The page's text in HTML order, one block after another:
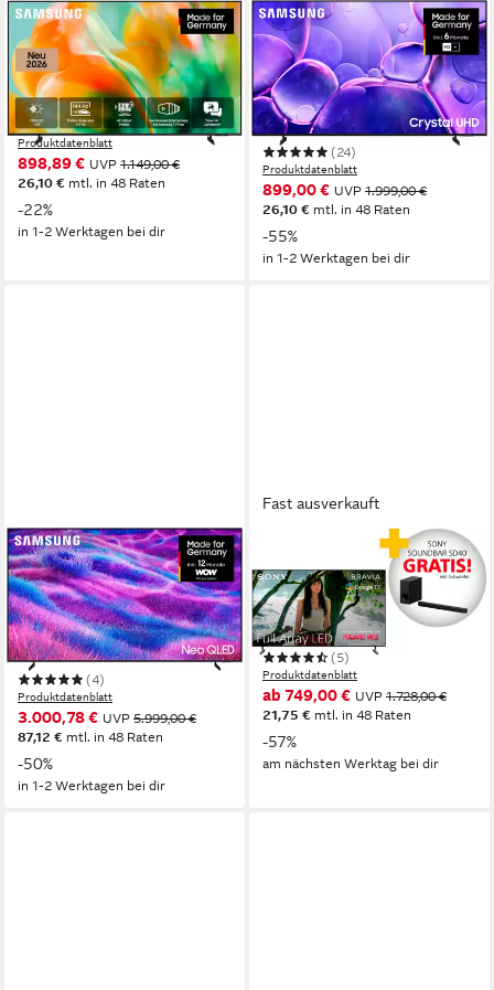
SAMSUNG
GU65M80HAU Mini-LED-
Fernseher
163 cm/65 Zoll Diagonale
Mini LED Bildschirmtechnologie
4K Ultra HD Auflösung
Produktdatenblatt
898,89 € UVP 1.149,00 €
26,10 € mtl. in 48 Raten
-22%
in 1-2 Werktagen bei dir
SAMSUNG
GU85U8079FU LED-
Fernseher
214 cm/85 Zoll Diagonale
LED Bildschirmtechnologie
4K Ultra HD Auflösung
(24)
Produktdatenblatt
899,00 € UVP 1.999,00 €
26,10 € mtl. in 48 Raten
-55%
in 1-2 Werktagen bei dir
SAMSUNG
GQ100QN80FU QLED-
Fernseher
252 cm/100 Zoll Diagonale
Neo QLED Bildschirmtechnologie
4K Ultra HD Auflösung
(4)
Produktdatenblatt
3.000,78 € UVP 5.999,00 €
87,12 € mtl. in 48 Raten
-50%
in 1-2 Werktagen bei dir
Fast ausverkauft
KD-55X85L LED-Fernseher
139 cm/55 Zoll Diagonale
Full Array LED Bildschirmtechnologie
4K Ultra HD Auflösung
(5)
Produktdatenblatt
ab 749,00 € UVP 1.728,00 €
21,75 € mtl. in 48 Raten
-57%
am nächsten Werktag bei dir